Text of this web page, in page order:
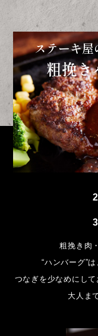
ステーキ屋
粗挽き
粗挽き肉
“ハンバーグ”
つなぎを少なめにし
大人ま